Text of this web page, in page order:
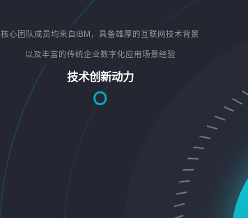
核心团队成员均来自IBM，具备雄厚的互联网技术背景
以及丰富的传统企业数字化应用场景经验
技术创新动力